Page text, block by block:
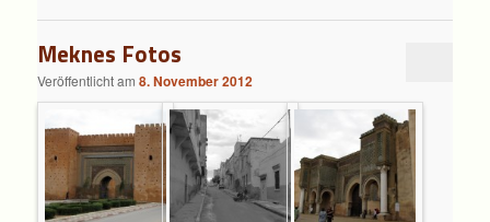
Meknes Fotos
Veröffentlicht am8. November 2012